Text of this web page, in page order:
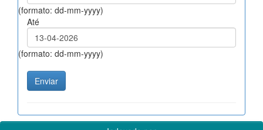
(formato: dd-mm-yyyy)
Até
(formato: dd-mm-yyyy)